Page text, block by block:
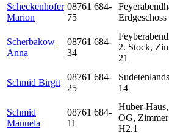
Scheckenhofer
Marion
08761 684-
75
Erdgeschoss
Scherbakow
Anna
08761 684-
34
2. Stock,
21
Schmid Birgit
08761 684-
25
14
Schmid
Manuela
08761 684-
11
Huber-
OG, Zimmer
H2.1